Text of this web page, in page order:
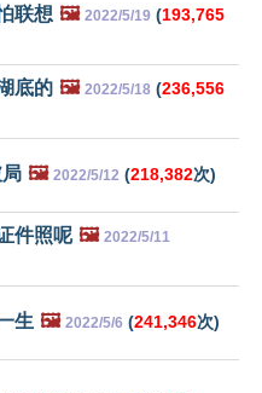
联想 🖼️ 2022/5/19 (193,765
底的 🖼️ 2022/5/18 (236,556
🖼️ 2022/5/12 (218,382次)
件照呢 🖼️ 2022/5/11
生 🖼️ 2022/5/6 (241,346次)